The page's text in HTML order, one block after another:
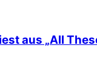
aus „All